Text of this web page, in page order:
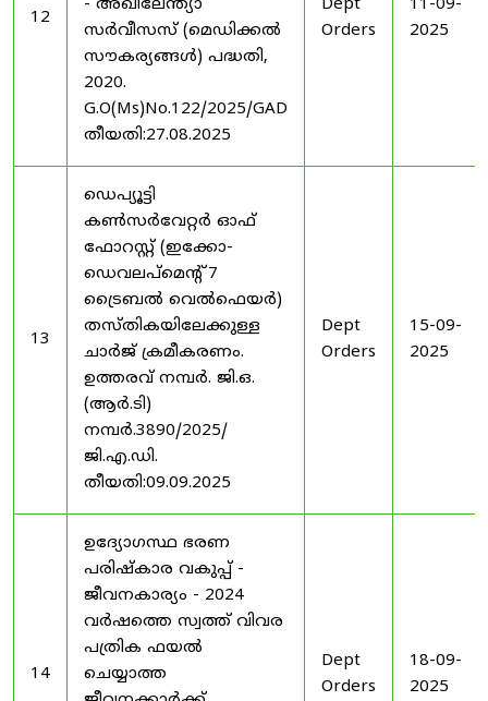
12
- അഖിലേന്ത്യാ
സർവീസസ് (മെഡിക്കൽ
സൗകര്യങ്ങൾ) പദ്ധതി,
2020.
G.O(Ms)No.122/2025/GAD
തീയതി:27.08.2025
Dept
Orders
11-09-
2025
13
ഡെപ്യൂട്ടി
കൺസർവേറ്റർ ഓഫ്
ഫോറസ്റ്റ് (ഇക്കോ-
ഡെവലപ്മെന്റ് 7
ട്രൈബൽ വെൽഫെയർ)
തസ്തികയിലേക്കുള്ള
ചാർജ് ക്രമീകരണം.
ഉത്തരവ് നമ്പർ. ജി.ഒ.
(ആർ.ടി)
നമ്പർ.3890/2025/
ജി.എ.ഡി.
തീയതി:09.09.2025
Dept
Orders
15-09-
2025
14
ഉദ്യോഗസ്ഥ ഭരണ
പരിഷ്കാര വകുപ്പ് -
ജീവനകാര്യം - 2024
വർഷത്തെ സ്വത്ത് വിവര
പത്രിക ഫയൽ
ചെയ്യാത്ത
Dept
Orders
18-09-
2025